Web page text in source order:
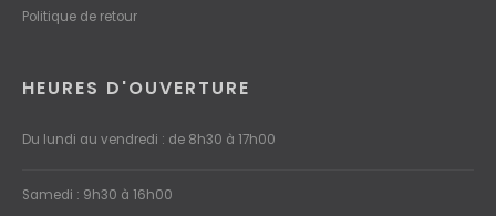
Politique de retour
HEURES D'OUVERTURE
Du lundi au vendredi : de 8h30 à 17h00
Samedi : 9h30 à 16h00